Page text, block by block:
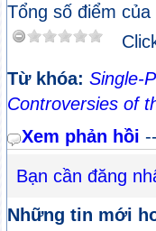
Tổng số điểm
Từ khóa: Single-
Controversies of
Xem phản hồi --
Bạn cần đăng
Những tin mới